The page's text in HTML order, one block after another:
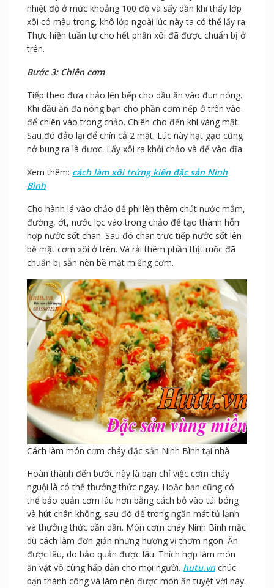
nhiệt độ ở mức khoảng 100 độ và sấy dần khi thấy lớp
xôi có màu trong, khô lớp ngoài lúc này ta có thể lấy ra.
Thực hiện tuần tự cho hết phần xôi đã được chuẩn bị ở
trên.
Bước 3: Chiên cơm
Tiếp theo đưa chảo lên bếp cho dầu ăn vào đun nóng.
Khi dầu ăn đã nóng bạn cho phần cơm nếp ở trên vào
để chiên vào trong chảo. Chiên cho đến khi vàng mặt.
Sau đó đảo lại để chín cả 2 mặt. Lúc này hạt gạo cũng
nở bung ra là được. Lấy xôi ra khỏi chảo và để vào đĩa.
Xem thêm: cách làm xôi trứng kiến đặc sản Ninh
Bình
Cho hành lá vào chảo để phi lên thêm chút nước mắm,
đường, ớt, nước lọc vào trong chảo để tạo thành hỗn
hợp nước sốt chan. Sau đó chan trực tiếp nước sốt lên
bề mặt cơm xôi ở trên. Và rải thêm phần thịt ruốc đã
chuẩn bị sẵn nên bề mặt miếng cơm.
Cách làm món cơm cháy đặc sản Ninh Bình tại nhà
Hoàn thành đến bước này là bạn chỉ việc cơm cháy
nguội là có thể thưởng thức ngay. Hoặc bạn cũng có
thể bảo quản cơm lâu hơn bằng cách bỏ vào túi bóng
và hút chân không, sau đó để trong ngăn mát tủ lạnh
và thưởng thức dần dần. Món cơm cháy Ninh Bình mặc
dù cách làm đơn giản nhưng hương vị thơm ngon. Ăn
được lâu, do bảo quản được lâu. Thích hợp làm món
ăn vặt vô cùng hấp dẫn cho mọi người. hutu.vnchúc
bạn thành công và làm nên được món ăn tuyệt vời này.